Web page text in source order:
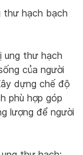
thư hạch bạch
ung thư hạch
của người
dựng chế độ
phù hợp góp
lượng để người